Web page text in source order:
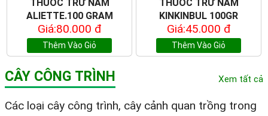
THUỐC TRỪ NẤM
ALIETTE.100 GRAM
Giá:80.000 đ
Thêm Vào Giỏ
THUỐC TRỪ NẤM
KINKINBUL 100GR
Giá:45.000 đ
Thêm Vào Giỏ
CÂY CÔNG TRÌNH Xem tất cả
Các loại cây công trình, cây cảnh quan trồng trong